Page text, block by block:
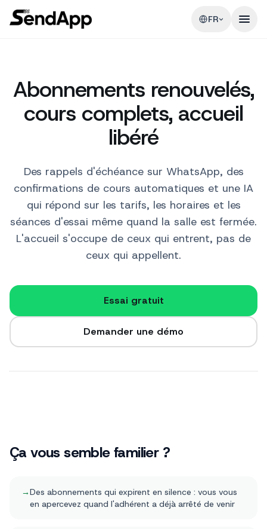
FR
Abonnements renouvelés,
cours complets, accueil
libéré
Des rappels d'échéance sur WhatsApp, des
confirmations de cours automatiques et une IA
qui répond sur les tarifs, les horaires et les
séances d'essai même quand la salle est fermée.
L'accueil s'occupe de ceux qui entrent, pas de
ceux qui appellent.
Essai gratuit
Demander une démo
Ça vous semble familier ?
→Des abonnements qui expirent en silence : vous vous
en apercevez quand l'adhérent a déjà arrêté de venir